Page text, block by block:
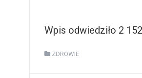
Wpis odwiedziło 2
ZDROWIE